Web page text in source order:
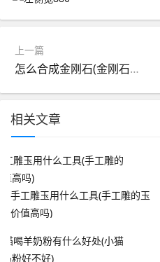
上一篇
怎么合成金刚石(金刚石怎么制备)
相关文章
手工雕玉用什么工具(手工雕的玉
价值高吗)